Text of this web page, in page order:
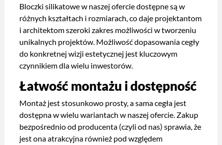
Bloczki silikatowe w naszej ofercie dostępne są w
różnych kształtach i rozmiarach, co daje projektantom
i architektom szeroki zakres możliwości w tworzeniu
unikalnych projektów. Możliwość dopasowania cegły
do konkretnej wizji estetycznej jest kluczowym
czynnikiem dla wielu inwestorów.
Łatwość montażu i dostępność
Montaż jest stosunkowo prosty, a sama cegła jest
dostępna w wielu wariantach w naszej ofercie. Zakup
bezpośrednio od producenta (czyli od nas) sprawia, że
jest ona atrakcyjna również pod względem